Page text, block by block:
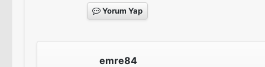
Yorum Yap
emre84